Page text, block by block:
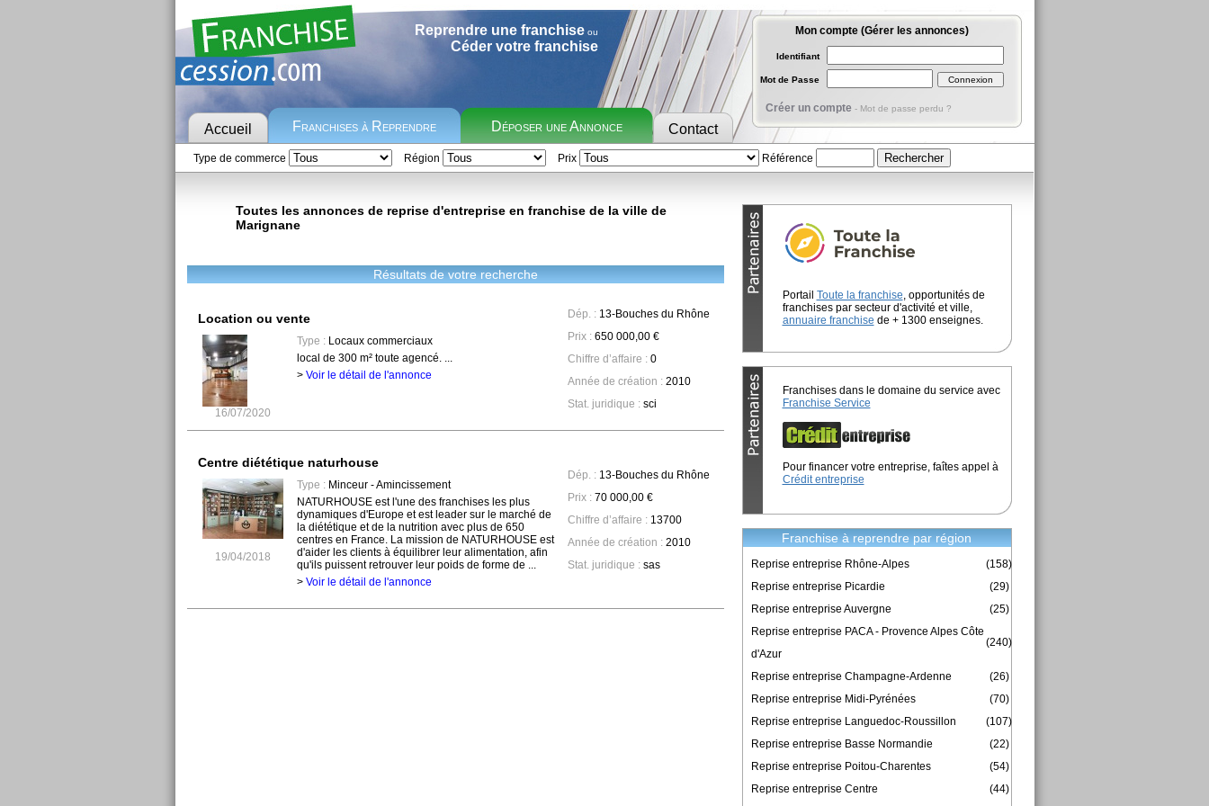
Reprendre une franchiseou
Céder votre franchise
Accueil Franchises à Reprendre Déposer une Annonce Contact
Mon compte (Gérer les annonces)
Identifiant
Mot de Passe
Créer un compte - Mot de passe perdu ?
Type de commerce Région Prix Référence
Toutes les annonces de reprise d'entreprise en franchise de la ville de
Marignane
Résultats de votre recherche
Location ou vente Dép. :13-Bouches du Rhône
Prix :650 000,00 €
Chiffre d’affaire :0
Année de création :2010
Stat. juridique :sci
16/07/2020
Type :Locaux commerciaux
local de 300 m² toute agencé. ...
> Voir le détail de l'annonce
Centre diététique naturhouse
Dép. :13-Bouches du Rhône
Prix :70 000,00 €
Chiffre d’affaire :13700
Année de création :2010
Stat. juridique :sas
19/04/2018
Type :Minceur - Amincissement
NATURHOUSE est l'une des franchises les plus
dynamiques d'Europe et est leader sur le marché de
la diététique et de la nutrition avec plus de 650
centres en France. La mission de NATURHOUSE est
d'aider les clients à équilibrer leur alimentation, afin
qu'ils puissent retrouver leur poids de forme de ...
> Voir le détail de l'annonce
Portail Toute la franchise, opportunités de
franchises par secteur d'activité et ville,
annuaire franchise de + 1300 enseignes.
Franchises dans le domaine du service avec
Franchise Service
Pour financer votre entreprise, faîtes appel à
Crédit entreprise
Franchise à reprendre par région
Reprise entreprise Rhône-Alpes
(158)
Reprise entreprise Picardie
(29)
Reprise entreprise Auvergne
(25)
Reprise entreprise PACA - Provence Alpes Côte
d'Azur
(240)
Reprise entreprise Champagne-Ardenne
(26)
Reprise entreprise Midi-Pyrénées
(70)
Reprise entreprise Languedoc-Roussillon
(107)
Reprise entreprise Basse Normandie
(22)
Reprise entreprise Poitou-Charentes
(54)
Reprise entreprise Centre
(44)